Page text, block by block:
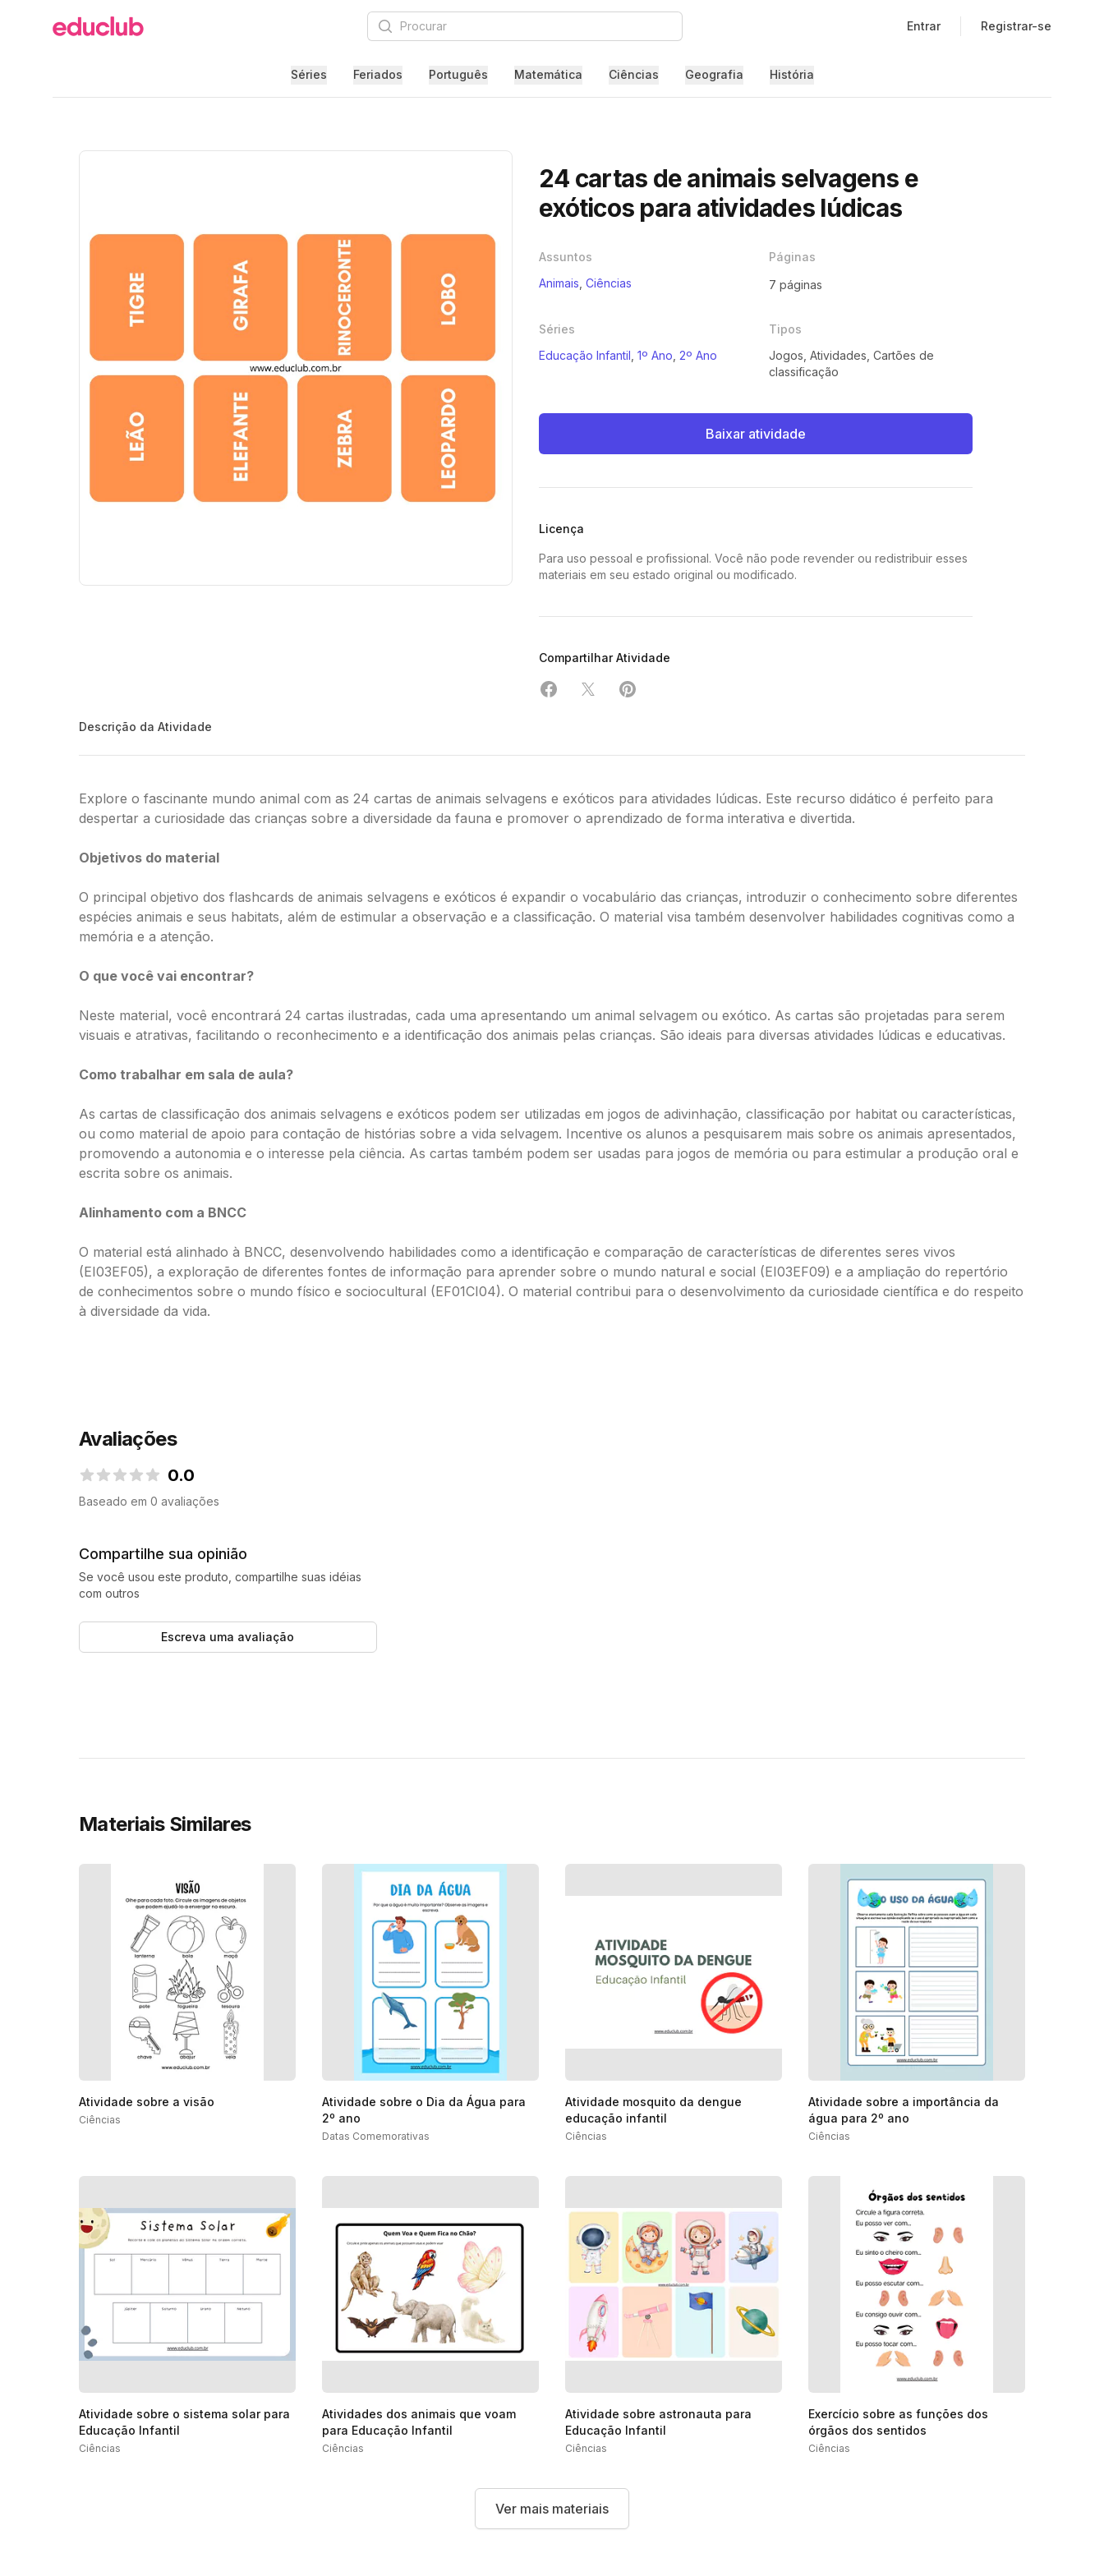
Educlub Procurar Entrar Registrar-se
Séries Feriados Português Matemática Ciências Geografia História
24 cartas de animais selvagens e
exóticos para atividades lúdicas
Assuntos
Animais Ciências
Páginas
7 páginas
Séries
Educação Infantil 1º Ano 2º Ano
Tipos
Jogos, Atividades, Cartões de
classificação
Baixar atividade
Licença
Para uso pessoal e profissional. Você não pode revender ou redistribuir esses
materiais em seu estado original ou modificado.
Compartilhar Atividade
Compartilhar em Facebook
Compartilhar em X
Compartilhar em Pinterest
Descrição da Atividade
Explore o fascinante mundo animal com as 24 cartas de animais selvagens e exóticos para atividades lúdicas. Este recurso didático é perfeito para
despertar a curiosidade das crianças sobre a diversidade da fauna e promover o aprendizado de forma interativa e divertida.
Objetivos do material
O principal objetivo dos flashcards de animais selvagens e exóticos é expandir o vocabulário das crianças, introduzir o conhecimento sobre diferentes
espécies animais e seus habitats, além de estimular a observação e a classificação. O material visa também desenvolver habilidades cognitivas como a
memória e a atenção.
O que você vai encontrar?
Neste material, você encontrará 24 cartas ilustradas, cada uma apresentando um animal selvagem ou exótico. As cartas são projetadas para serem
visuais e atrativas, facilitando o reconhecimento e a identificação dos animais pelas crianças. São ideais para diversas atividades lúdicas e educativas.
Como trabalhar em sala de aula?
As cartas de classificação dos animais selvagens e exóticos podem ser utilizadas em jogos de adivinhação, classificação por habitat ou características,
ou como material de apoio para contação de histórias sobre a vida selvagem. Incentive os alunos a pesquisarem mais sobre os animais apresentados,
promovendo a autonomia e o interesse pela ciência. As cartas também podem ser usadas para jogos de memória ou para estimular a produção oral e
escrita sobre os animais.
Alinhamento com a BNCC
O material está alinhado à BNCC, desenvolvendo habilidades como a identificação e comparação de características de diferentes seres vivos
(EI03EF05), a exploração de diferentes fontes de informação para aprender sobre o mundo natural e social (EI03EF09) e a ampliação do repertório
de conhecimentos sobre o mundo físico e sociocultural (EF01CI04). O material contribui para o desenvolvimento da curiosidade científica e do respeito
à diversidade da vida.
Avaliações
0.0
Baseado em 0 avaliações
Compartilhe sua opinião
Se você usou este produto, compartilhe suas idéias
com outros
Escreva uma avaliação
Materiais Similares
Atividade sobre a visão
Ciências
Atividade sobre o Dia da Água para
2º ano
Datas Comemorativas
Atividade mosquito da dengue
educação infantil
Ciências
Atividade sobre a importância da
água para 2º ano
Ciências
Atividade sobre o sistema solar para
Educação Infantil
Ciências
Atividades dos animais que voam
para Educação Infantil
Ciências
Atividade sobre astronauta para
Educação Infantil
Ciências
Exercício sobre as funções dos
órgãos dos sentidos
Ciências
Ver mais materiais